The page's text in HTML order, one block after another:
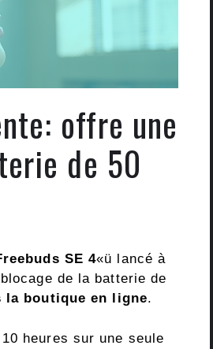
offre une
de 50
SE 4«ü lancé à
de la batterie de
la boutique en ligne.
heures sur une seule